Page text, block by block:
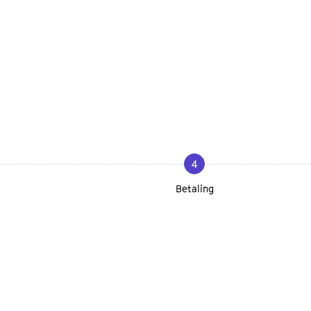
4
Betaling